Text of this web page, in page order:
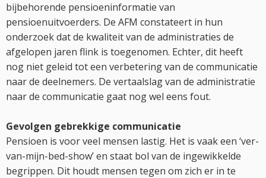
bijbehorende pensioeninformatie van
pensioenuitvoerders. De AFM constateert in hun
onderzoek dat de kwaliteit van de administraties de
afgelopen jaren flink is toegenomen. Echter, dit heeft
nog niet geleid tot een verbetering van de communicatie
naar de deelnemers. De vertaalslag van de administratie
naar de communicatie gaat nog wel eens fout.
Gevolgen gebrekkige communicatie
Pensioen is voor veel mensen lastig. Het is vaak een ‘ver-
van-mijn-bed-show’ en staat bol van de ingewikkelde
begrippen. Dit houdt mensen tegen om zich er in te